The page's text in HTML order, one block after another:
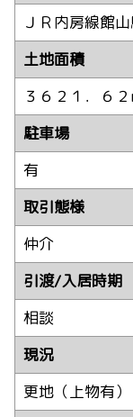
ＪＲ内房線館
土地面積
３６２１．６
駐車場
有
取引態様
仲介
引渡/入居時期
相談
現況
更地（上物有）